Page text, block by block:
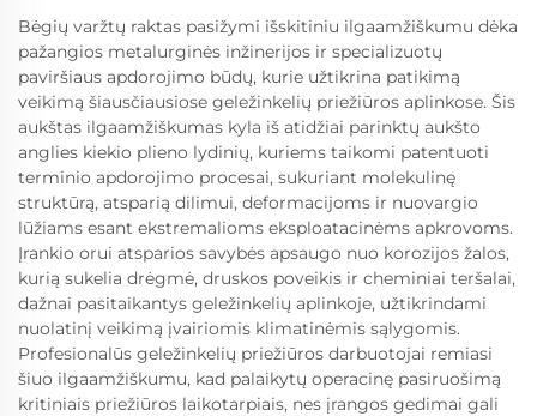
Bėgių varžtų raktas pasižymi išskitiniu ilgaamžiškumu dėka
pažangios metalurginės inžinerijos ir specializuotų
paviršiaus apdorojimo būdų, kurie užtikrina patikimą
veikimą šiausčiausiose geležinkelių priežiūros aplinkose. Šis
aukštas ilgaamžiškumas kyla iš atidžiai parinktų aukšto
anglies kiekio plieno lydinių, kuriems taikomi patentuoti
terminio apdorojimo procesai, sukuriant molekulinę
struktūrą, atsparią dilimui, deformacijoms ir nuovargio
lūžiams esant ekstremalioms eksploatacinėms apkrovoms.
Įrankio orui atsparios savybės apsaugo nuo korozijos žalos,
kurią sukelia drėgmė, druskos poveikis ir cheminiai teršalai,
dažnai pasitaikantys geležinkelių aplinkoje, užtikrindami
nuolatinį veikimą įvairiomis klimatinėmis sąlygomis.
Profesionalūs geležinkelių priežiūros darbuotojai remiasi
šiuo ilgaamžiškumu, kad palaikytų operacinę pasiruošimą
kritiniais priežiūros laikotarpiais, nes įrangos gedimai gali